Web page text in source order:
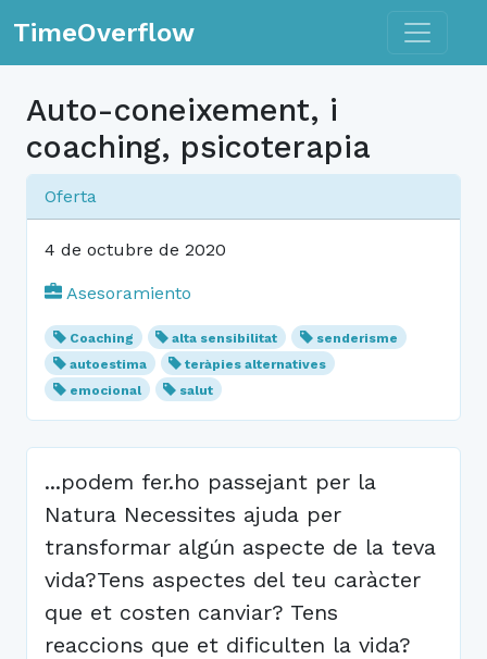
TimeOverflow Toggle
Auto-coneixement, i
coaching, psicoterapia
Oferta
4 de octubre de 2020
Asesoramiento
Coaching alta sensibilitat
senderisme
autoestima
teràpies alternatives
emocional
salut
...podem fer.ho passejant per la
Natura Necessites ajuda per
transformar algún aspecte de la teva
vida?Tens aspectes del teu caràcter
que et costen canviar? Tens
reaccions que et dificulten la vida?